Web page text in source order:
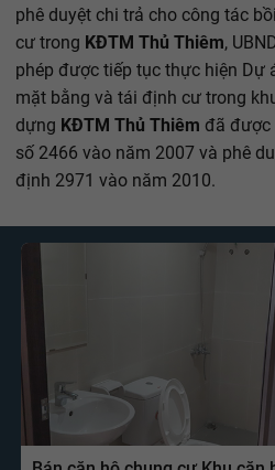
phê duyệt chi trả cho công tác
cư trong KĐTM Thủ Thiêm,
phép được tiếp tục thực hiện Dự
mặt bằng và tái định cư trong
dựng KĐTM Thủ Thiêm đã được
số 2466 vào năm 2007 và phê
định 2971 vào năm 2010.